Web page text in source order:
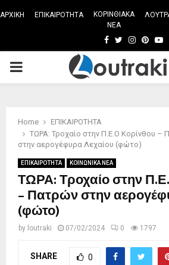
ΑΡΧΙΚΗ ΕΠΙΚΑΙΡΟΤΗΤΑ
ΚΟΡΙΝΘΙΑΚΑ
ΝΕΑ
Facebook
TwitterInstagram
PRIMARY
Home
ΕΠΙΚΑΙΡΟΤΗΤΑ
ΤΩΡΑ: Τροχαίο στην Π.Ε.Ο Κορίνθου –
στην αερογέφυρα Λεχαίου (φώτο)
ΕΠΙΚΑΙΡΟΤΗΤΑ ΚΟΙΝΩΝΙΚΑ ΝΕΑ
ΤΩΡΑ: Τροχαίο στην
– Πατρών στην
(φώτο)
by loutraki 07/02/2024 0 1797
SHARE 0